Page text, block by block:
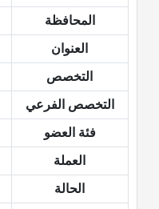
المحافظة
العنوان
التخصص
التخصص الفرعي
فئة العضو
العملة
الحالة